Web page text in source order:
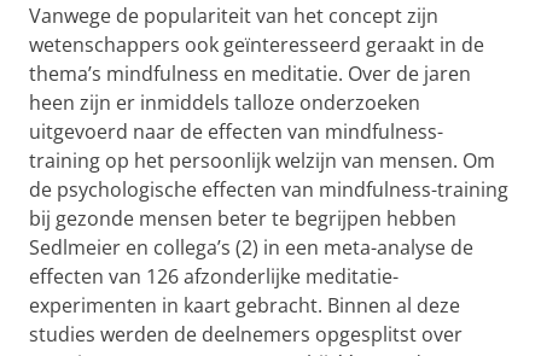
Vanwege de populariteit van het concept zijn
wetenschappers ook geïnteresseerd geraakt in de
thema’s mindfulness en meditatie. Over de jaren
heen zijn er inmiddels talloze onderzoeken
uitgevoerd naar de effecten van mindfulness-
training op het persoonlijk welzijn van mensen. Om
de psychologische effecten van mindfulness-training
bij gezonde mensen beter te begrijpen hebben
Sedlmeier en collega’s (2) in een meta-analyse de
effecten van 126 afzonderlijke meditatie-
experimenten in kaart gebracht. Binnen al deze
studies werden de deelnemers opgesplitst over